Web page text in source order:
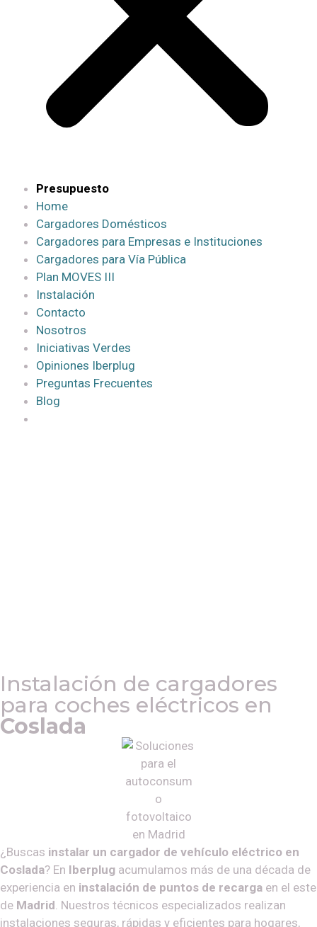
Presupuesto
Home
Cargadores Domésticos
Cargadores para Empresas e Instituciones
Cargadores para Vía Pública
Plan MOVES III
Instalación
Contacto
Nosotros
Iniciativas Verdes
Opiniones Iberplug
Preguntas Frecuentes
Blog
Instalación de cargadores
para coches eléctricos en
Coslada
¿Buscas instalar un cargador de vehículo eléctrico en
Coslada? En Iberplug acumulamos más de una década de
experiencia en instalación de puntos de recarga en el este
de Madrid. Nuestros técnicos especializados realizan
instalaciones seguras, rápidas y eficientes para hogares,